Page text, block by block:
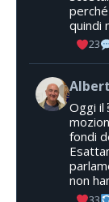
quindi
23
Oggi
fondi
non